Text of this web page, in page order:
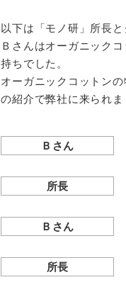
以下は「モノ研」所長
Ｂさんはオーガニック
持ちでした。
オーガニックコットン
の紹介で弊社に来られま
Ｂさん
所長
Ｂさん
所長